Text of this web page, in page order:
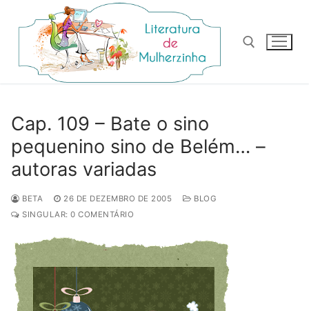
para
conteúdo
Cap. 109 – Bate o sino
pequenino sino de Belém… –
autoras variadas
BETA 26 DE DEZEMBRO DE 2005
BLOG
SINGULAR: 0 COMENTÁRIO